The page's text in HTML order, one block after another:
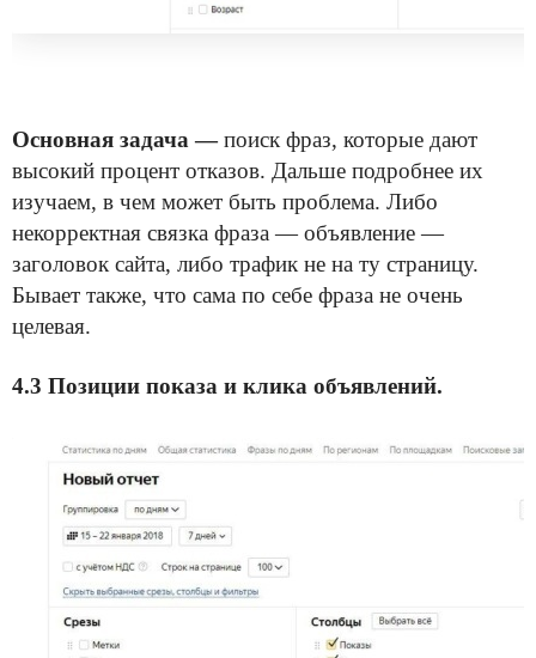
Основная задача —поиск фраз, которые дают
высокий процент отказов. Дальше подробнее их
изучаем, в чем может быть проблема. Либо
некорректная связка фраза — объявление —
заголовок сайта, либо трафик не на ту страницу.
Бывает также, что сама по себе фраза не очень
целевая.
4.3 Позиции показа и клика объявлений.